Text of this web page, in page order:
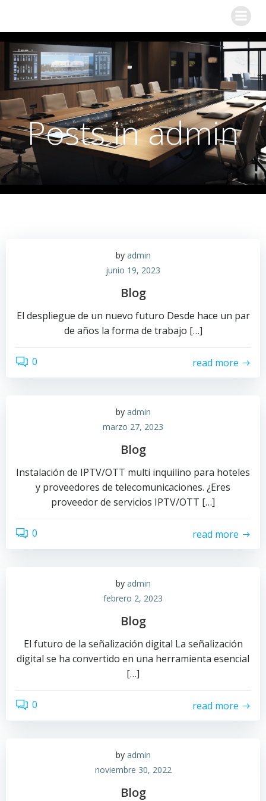
Posts inadmin
by admin
junio 19, 2023
Blog
El despliegue de un nuevo futuro Desde hace un par
de años la forma de trabajo […]
0 read more
by admin
marzo 27, 2023
Blog
Instalación de IPTV/OTT multi inquilino para hoteles
y proveedores de telecomunicaciones. ¿Eres
proveedor de servicios IPTV/OTT […]
0 read more
by admin
febrero 2, 2023
Blog
El futuro de la señalización digital La señalización
digital se ha convertido en una herramienta esencial
[…]
0 read more
by admin
noviembre 30, 2022
Blog